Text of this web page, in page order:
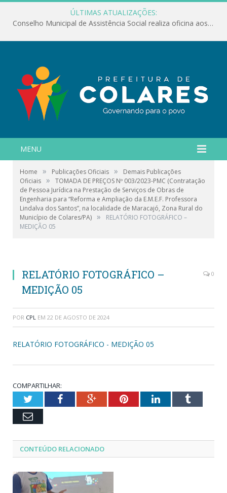
ÚLTIMAS ATUALIZAÇÕES:
Conselho Municipal de Assistência Social realiza oficina aos servidores
MENU
Home » Publicações Oficiais »
Demais Publicações
Oficiais »
TOMADA DE PREÇOS Nº 003/2023-PMC (Contratação
de Pessoa Jurídica na Prestação de Serviços de Obras de
Engenharia para “Reforma e Ampliação da E.M.E.F. Professora
Lindalva dos Santos”, na localidade de Maracajó, Zona Rural do
Município de Colares/PA) »
RELATÓRIO FOTOGRÁFICO –
MEDIÇÃO 05
RELATÓRIO FOTOGRÁFICO –
MEDIÇÃO 05
0
POR CPL EM 22 DE AGOSTO DE 2024
RELATÓRIO FOTOGRÁFICO - MEDIÇÃO 05
COMPARTILHAR:
TwitterFacebookGoogle+PinterestLinkedInTumblr
Email
CONTEÚDO RELACIONADO